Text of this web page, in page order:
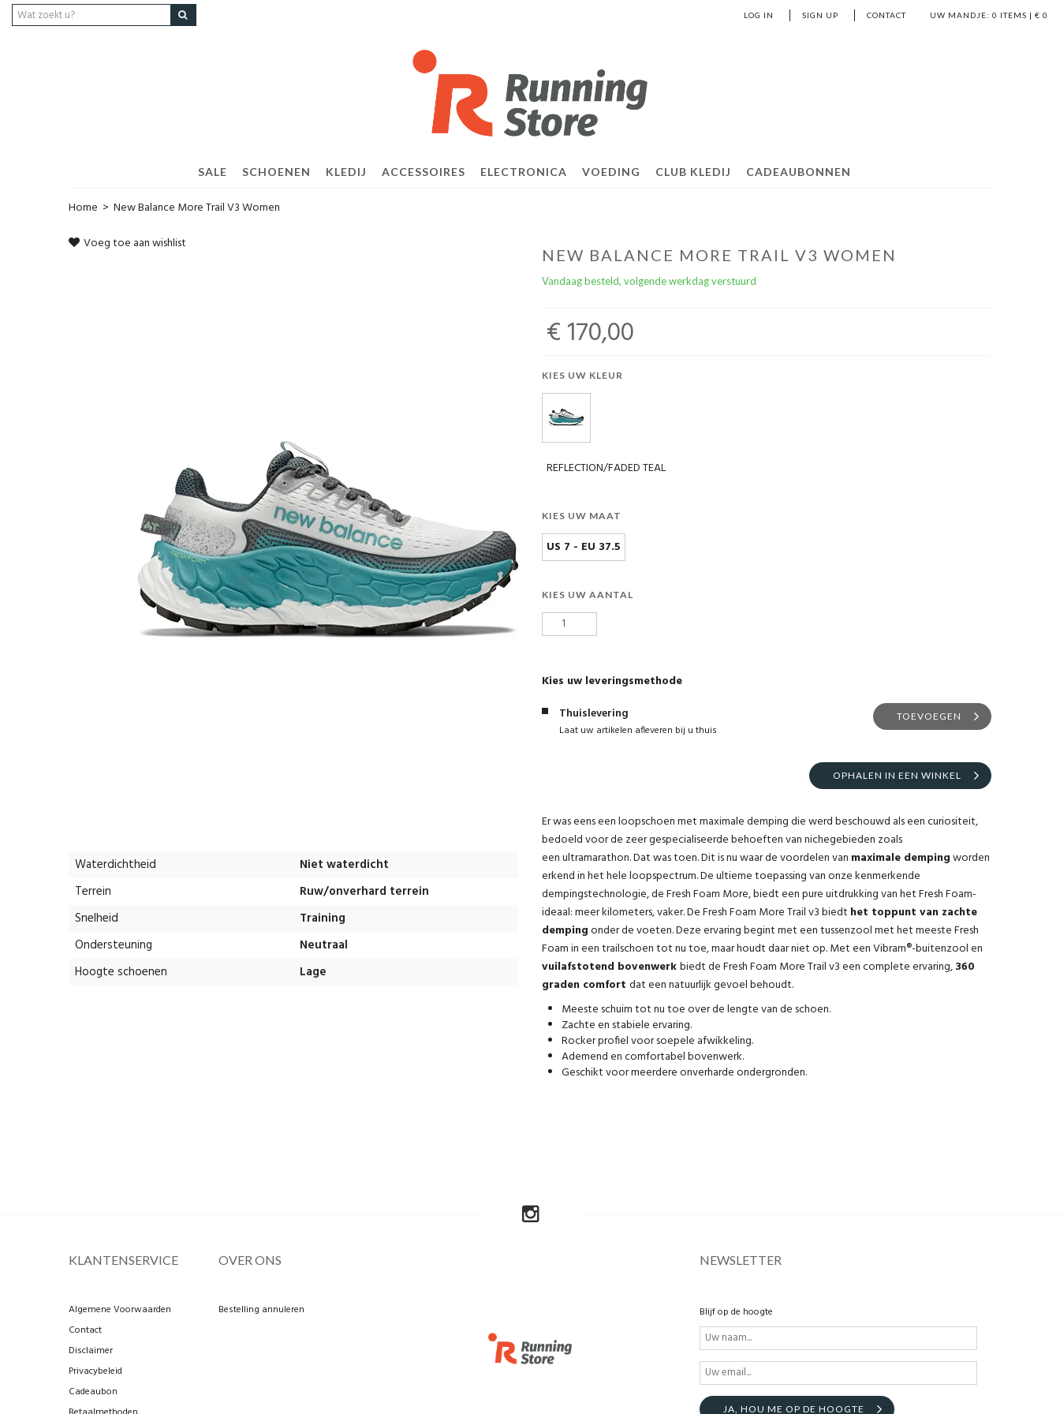
UW MANDJE: 0 ITEMS | € 0
LOG IN SIGN UP CONTACT
SALE SCHOENEN KLEDIJ ACCESSOIRES ELECTRONICA VOEDING CLUB KLEDIJ CADEAUBONNEN
Home > New Balance More Trail V3 Women
Voeg toe aan wishlist
Waterdichtheid
Niet waterdicht
Terrein
Ruw/onverhard terrein
Snelheid
Training
Ondersteuning
Neutraal
Hoogte schoenen
Lage
NEW BALANCE MORE TRAIL V3 WOMEN
Vandaag besteld, volgende werkdag verstuurd
€ 170,00
KIES UW KLEUR
REFLECTION/FADED TEAL
KIES UW MAAT
US 7 - EU 37.5
KIES UW AANTAL
Kies uw leveringsmethode
Thuislevering
Laat uw artikelen afleveren bij u thuis
TOEVOEGEN
OPHALEN IN EEN WINKEL
Er was eens een loopschoen met maximale demping die werd beschouwd als een curiositeit,
bedoeld voor de zeer gespecialiseerde behoeften van nichegebieden zoals
een ultramarathon. Dat was toen. Dit is nu waar de voordelen van maximale dempingworden
erkend in het hele loopspectrum. De ultieme toepassing van onze kenmerkende
dempingstechnologie, de Fresh Foam More, biedt een pure uitdrukking van het Fresh Foam-
ideaal: meer kilometers, vaker. De Fresh Foam More Trail v3 biedt het toppunt van zachte
dempingonder de voeten. Deze ervaring begint met een tussenzool met het meeste Fresh
Foam in een trailschoen tot nu toe, maar houdt daar niet op. Met een Vibram®-buitenzool en
vuilafstotend bovenwerkbiedt de Fresh Foam More Trail v3 een complete ervaring,360
graden comfort dat een natuurlijk gevoel behoudt.
Meeste schuim tot nu toe over de lengte van de schoen.
Zachte en stabiele ervaring.
Rocker profiel voor soepele afwikkeling.
Ademend en comfortabel bovenwerk.
Geschikt voor meerdere onverharde ondergronden.
KLANTENSERVICE
Algemene Voorwaarden
Contact
Disclaimer
Privacybeleid
Cadeaubon
OVER ONS
Bestelling annuleren
NEWSLETTER
Blijf op de hoogte
JA, HOU ME OP DE HOOGTE